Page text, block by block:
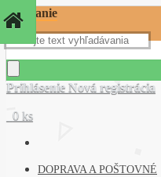
Hľadanie
Prihlásenie Nová registrácia
0 ks
DOPRAVA A POŠTOVNÉ